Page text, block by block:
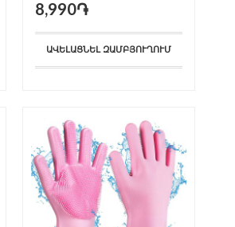
8,990֏
ԱՎԵԼԱՑՆԵԼ ԶԱՄԲՅՈՒՂՈՒՄ